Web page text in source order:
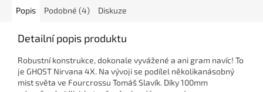
Popis Podobné (4) Diskuze
Detailní popis produktu
Robustní konstrukce, dokonale vyvážené a ani gram navíc! To
je GHOST Nirvana 4X. Na vývoji se podílel několikanásobný
mist světa ve Fourcrossu Tomáš Slavík. Díky 100mm